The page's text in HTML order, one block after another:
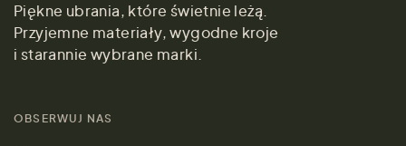
Piękne ubrania, które świetnie leżą.
Przyjemne materiały, wygodne kroje
i starannie wybrane marki.
OBSERWUJ NAS